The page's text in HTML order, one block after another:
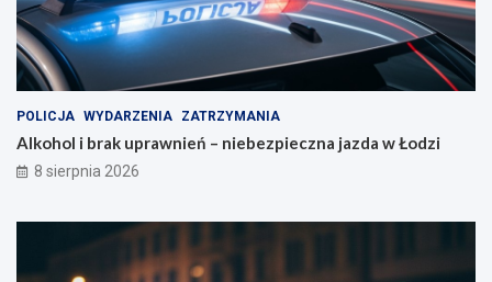
POLICJA WYDARZENIA ZATRZYMANIA
Alkohol i brak uprawnień – niebezpieczna jazda w Łodzi
8 sierpnia 2026